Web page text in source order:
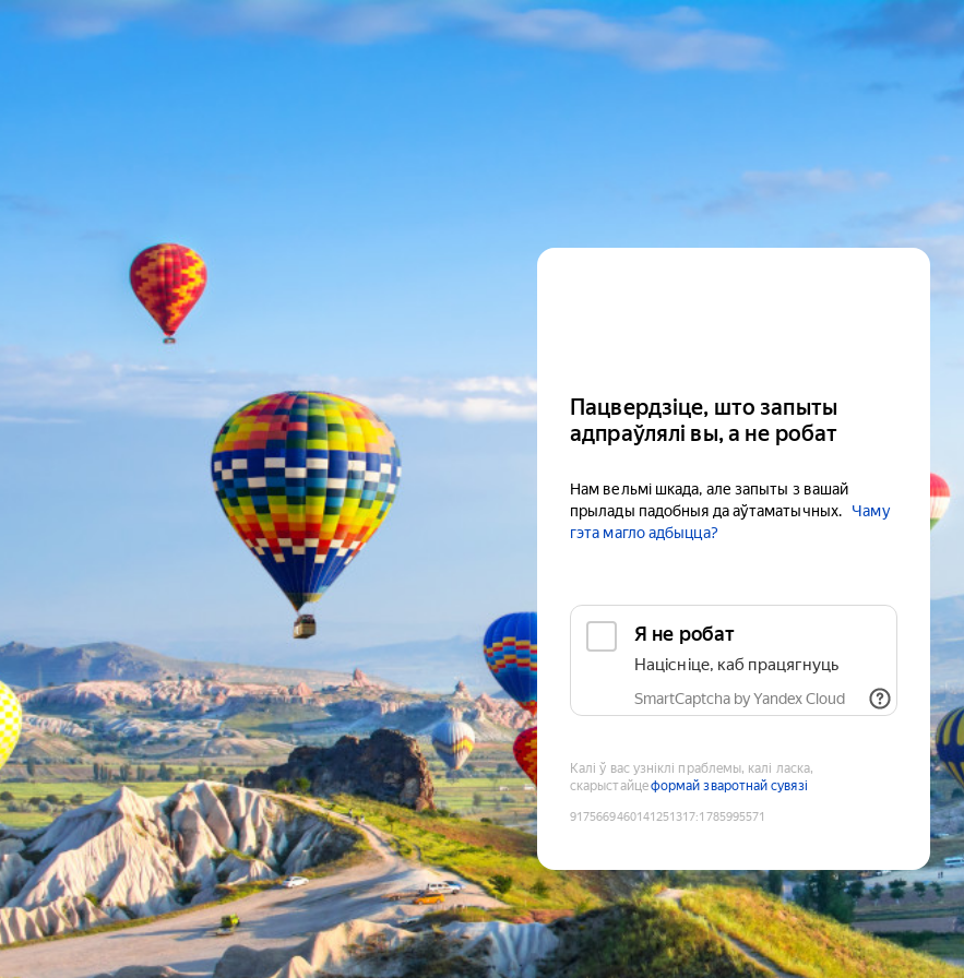
Пацвердзіце, што запыты
адпраўлялі вы, а не робат
Нам вельмі шкада, але запыты з вашай
прылады падобныя да аўтаматычных.
Чаму
гэта магло адбыцца?
Я не робат
Націсніце, каб працягнуць
SmartCaptcha by Yandex Cloud
Калі ў вас узніклі праблемы, калі ласка,
скарыстайцеформай зваротнай сувязі
9175669460141251317:1785995571